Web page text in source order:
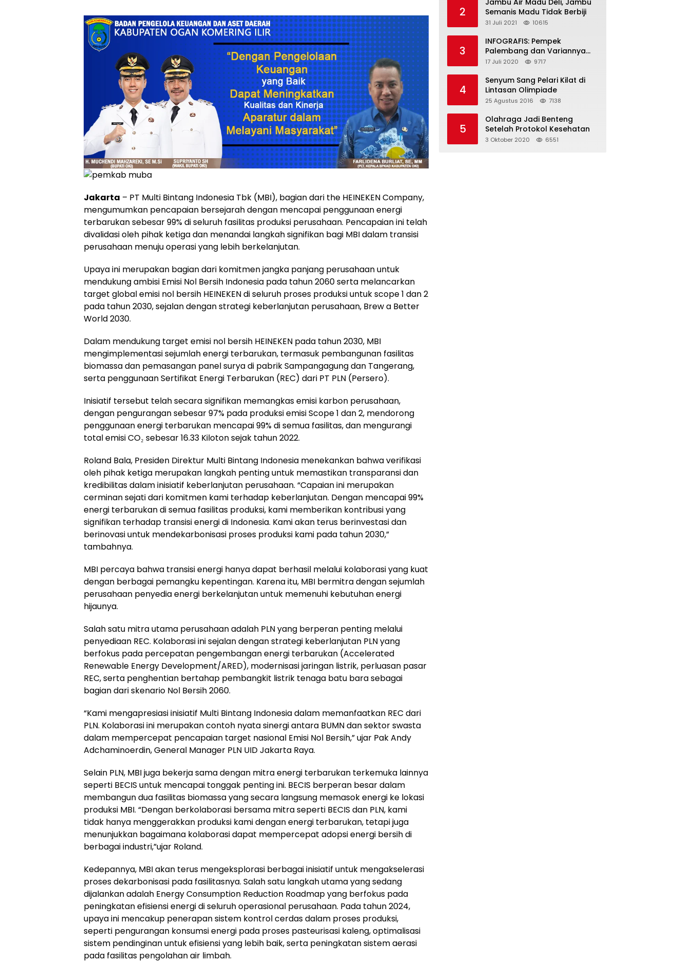
Jakarta – PT Multi Bintang Indonesia Tbk (MBI), bagian dari the HEINEKEN Company,
mengumumkan pencapaian bersejarah dengan mencapai penggunaan energi
terbarukan sebesar 99% di seluruh fasilitas produksi perusahaan. Pencapaian ini telah
divalidasi oleh pihak ketiga dan menandai langkah signifikan bagi MBI dalam transisi
perusahaan menuju operasi yang lebih berkelanjutan.
Upaya ini merupakan bagian dari komitmen jangka panjang perusahaan untuk
mendukung ambisi Emisi Nol Bersih Indonesia pada tahun 2060 serta melancarkan
target global emisi nol bersih HEINEKEN di seluruh proses produksi untuk scope 1 dan 2
pada tahun 2030, sejalan dengan strategi keberlanjutan perusahaan, Brew a Better
World 2030.
Dalam mendukung target emisi nol bersih HEINEKEN pada tahun 2030, MBI
mengimplementasi sejumlah energi terbarukan, termasuk pembangunan fasilitas
biomassa dan pemasangan panel surya di pabrik Sampangagung dan Tangerang,
serta penggunaan Sertifikat Energi Terbarukan (REC) dari PT PLN (Persero).
Inisiatif tersebut telah secara signifikan memangkas emisi karbon perusahaan,
dengan pengurangan sebesar 97% pada produksi emisi Scope 1 dan 2, mendorong
penggunaan energi terbarukan mencapai 99% di semua fasilitas, dan mengurangi
total emisi CO₂ sebesar 16.33 Kiloton sejak tahun 2022.
Roland Bala, Presiden Direktur Multi Bintang Indonesia menekankan bahwa verifikasi
oleh pihak ketiga merupakan langkah penting untuk memastikan transparansi dan
kredibilitas dalam inisiatif keberlanjutan perusahaan. “Capaian ini merupakan
cerminan sejati dari komitmen kami terhadap keberlanjutan. Dengan mencapai 99%
energi terbarukan di semua fasilitas produksi, kami memberikan kontribusi yang
signifikan terhadap transisi energi di Indonesia. Kami akan terus berinvestasi dan
berinovasi untuk mendekarbonisasi proses produksi kami pada tahun 2030,”
tambahnya.
MBI percaya bahwa transisi energi hanya dapat berhasil melalui kolaborasi yang kuat
dengan berbagai pemangku kepentingan. Karena itu, MBI bermitra dengan sejumlah
perusahaan penyedia energi berkelanjutan untuk memenuhi kebutuhan energi
hijaunya.
Salah satu mitra utama perusahaan adalah PLN yang berperan penting melalui
penyediaan REC. Kolaborasi ini sejalan dengan strategi keberlanjutan PLN yang
berfokus pada percepatan pengembangan energi terbarukan (Accelerated
Renewable Energy Development/ARED), modernisasi jaringan listrik, perluasan pasar
REC, serta penghentian bertahap pembangkit listrik tenaga batu bara sebagai
bagian dari skenario Nol Bersih 2060.
“Kami mengapresiasi inisiatif Multi Bintang Indonesia dalam memanfaatkan REC dari
PLN. Kolaborasi ini merupakan contoh nyata sinergi antara BUMN dan sektor swasta
dalam mempercepat pencapaian target nasional Emisi Nol Bersih,” ujar Pak Andy
Adchaminoerdin, General Manager PLN UID Jakarta Raya.
Selain PLN, MBI juga bekerja sama dengan mitra energi terbarukan terkemuka lainnya
seperti BECIS untuk mencapai tonggak penting ini. BECIS berperan besar dalam
membangun dua fasilitas biomassa yang secara langsung memasok energi ke lokasi
produksi MBI. “Dengan berkolaborasi bersama mitra seperti BECIS dan PLN, kami
tidak hanya menggerakkan produksi kami dengan energi terbarukan, tetapi juga
menunjukkan bagaimana kolaborasi dapat mempercepat adopsi energi bersih di
berbagai industri,”ujar Roland.
Kedepannya, MBI akan terus mengeksplorasi berbagai inisiatif untuk mengakselerasi
proses dekarbonisasi pada fasilitasnya. Salah satu langkah utama yang sedang
dijalankan adalah Energy Consumption Reduction Roadmap yang berfokus pada
peningkatan efisiensi energi di seluruh operasional perusahaan. Pada tahun 2024,
upaya ini mencakup penerapan sistem kontrol cerdas dalam proses produksi,
seperti pengurangan konsumsi energi pada proses pasteurisasi kaleng, optimalisasi
sistem pendinginan untuk efisiensi yang lebih baik, serta peningkatan sistem aerasi
pada fasilitas pengolahan air limbah.
2
Jambu Air Madu Deli, Jambu
Semanis Madu Tidak Berbiji
31 Juli 2021 10615
3
INFOGRAFIS: Pempek
Palembang dan Variannya
yang Melegenda
17 Juli 2020 9717
4
Senyum Sang Pelari Kilat di
Lintasan Olimpiade
25 Agustus 2016 7138
5
Olahraga Jadi Benteng
Setelah Protokol Kesehatan
3 Oktober 2020 6551